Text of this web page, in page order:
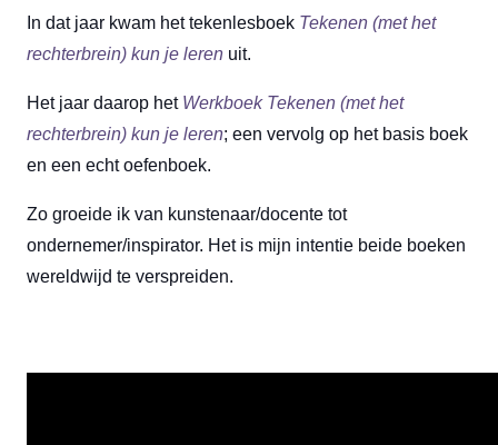
In dat jaar kwam het tekenlesboek Tekenen (met het
rechterbrein) kun je leren uit.
Het jaar daarop het Werkboek Tekenen (met het
rechterbrein) kun je leren; een vervolg op het basis boek
en een echt oefenboek.
Zo groeide ik van kunstenaar/docente tot
ondernemer/inspirator. Het is mijn intentie beide boeken
wereldwijd te verspreiden.